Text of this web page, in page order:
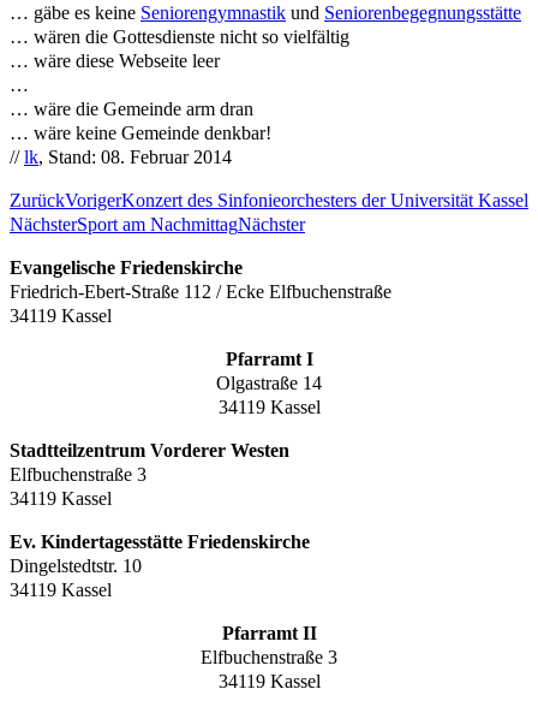
… gäbe es keine Seniorengymnastik und Seniorenbegegnungsstätte
… wären die Gottesdienste nicht so vielfältig
… wäre diese Webseite leer
…
… wäre die Gemeinde arm dran
… wäre keine Gemeinde denkbar!
//lk, Stand: 08. Februar 2014
ZurückVorigerKonzert des Sinfonieorchesters der Universität Kassel
NächsterSport am NachmittagNächster
Evangelische Friedenskirche
Friedrich-Ebert-Straße 112 / Ecke Elfbuchenstraße
34119 Kassel
Pfarramt I
Olgastraße 14
34119 Kassel
Stadtteilzentrum Vorderer Westen
Elfbuchenstraße 3
34119 Kassel
Ev. Kindertagesstätte Friedenskirche
Dingelstedtstr. 10
34119 Kassel
Pfarramt II
Elfbuchenstraße 3
34119 Kassel